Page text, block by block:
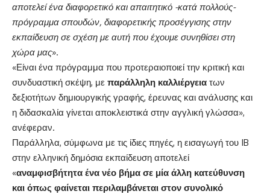
αποτελεί ένα διαφορετικό και απαιτητικό -κατά πολλούς-
πρόγραμμα σπουδών, διαφορετικής προσέγγισης στην
εκπαίδευση σε σχέση με αυτή που έχουμε συνηθίσει στη
χώρα μας».
«Είναι ένα πρόγραμμα που προτεραιοποιεί την κριτική και
συνδυαστική σκέψη, με παράλληλη καλλιέργεια των
δεξιοτήτων δημιουργικής γραφής, έρευνας και ανάλυσης και
η διδασκαλία γίνεται αποκλειστικά στην αγγλική γλώσσα»,
ανέφεραν.
Παράλληλα, σύμφωνα με τις ίδιες πηγές, η εισαγωγή του IB
στην ελληνική δημόσια εκπαίδευση αποτελεί
«αναμφισβήτητα ένα νέο βήμα σε μία άλλη κατεύθυνση
και όπως φαίνεται περιλαμβάνεται στον συνολικό